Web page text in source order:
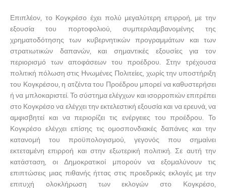
Επιπλέον, το Κογκρέσο έχει πολύ μεγαλύτερη επιρροή, με την
εξουσία του πορτοφολιού, συμπεριλαμβανομένης της
χρηματοδότησης των κυβερνητικών προγραμμάτων και των
στρατιωτικών δαπανών, και σημαντικές εξουσίες για τον
περιορισμό των αποφάσεων του προέδρου. Στην τρέχουσα
πολιτική πόλωση στις Ηνωμένες Πολιτείες, χωρίς την υποστήριξη
του Κογκρέσου, η ατζέντα του Προέδρου μπορεί να καθυστερήσει
ή να μπλοκαριστεί. Το σύστημα ελέγχων και ισορροπιών επιτρέπει
στο Κογκρέσο να ελέγχει την εκτελεστική εξουσία και να ερευνά, να
αμφισβητεί και να περιορίζει τις ενέργειες του προέδρου. Το
Κογκρέσο ελέγχει επίσης τις ομοσπονδιακές δαπάνες και την
κατανομή του προϋπολογισμού, γεγονός που σημαίνει
εκτεταμένη επιρροή και στην εξωτερική πολιτική. Σε αυτή την
κατάσταση, οι Δημοκρατικοί μπορούν να εξομαλύνουν τις
επιπτώσεις μιας πιθανής ήττας στις προεδρικές εκλογές με την
επιτυχή ολοκλήρωση των εκλογών στο Κογκρέσο,